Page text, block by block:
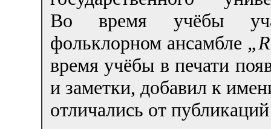
Во время учёбы
фольклорном ансамбле
время учёбы в печати
и заметки, добавил к
отличались от